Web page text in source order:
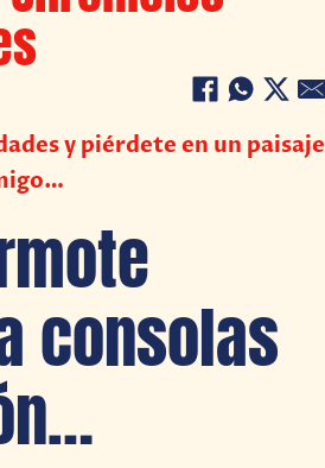
y piérdete en un paisaje
consolas